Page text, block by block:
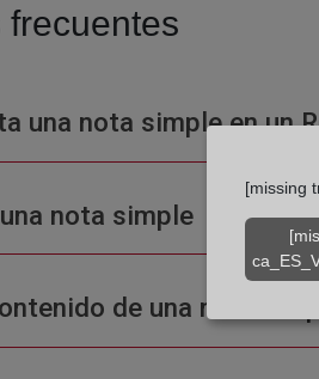
frecuentes
una nota simple en un
nota simple
de una nota
[missing